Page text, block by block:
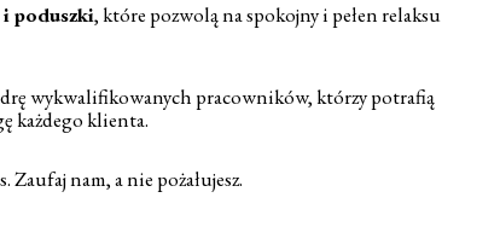
poduszki, które pozwolą na spokojny i pełen relaksu
wykwalifikowanych pracowników, którzy potrafią
każdego klienta.
nam, a nie pożałujesz.